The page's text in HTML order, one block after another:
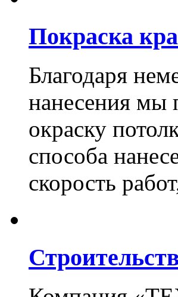
Покраска
Благодаря
нанесения мы
окраску
способа
скорость